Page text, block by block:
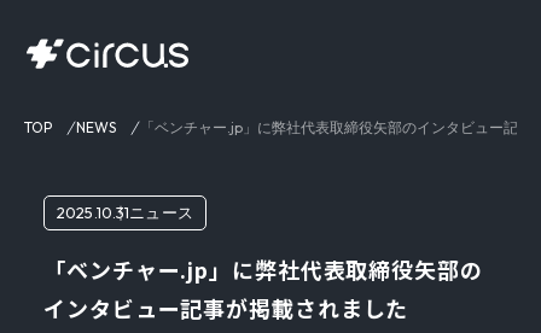
TOP NEWS 「ベンチャー.jp」に弊社代表取締役矢部のインタビュー記事
2025.10.31ニュース
「ベンチャー.jp」に弊社代表取締役矢部の
インタビュー記事が掲載されました